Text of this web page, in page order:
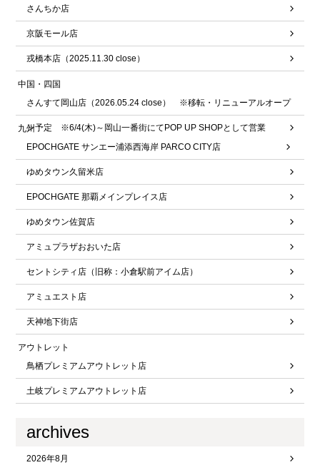
さんちか店
京阪モール店
戎橋本店（2025.11.30 close）
中国・四国
さんすて岡山店（2026.05.24 close） ※移転・リニューアルオープ
ン予定 ※6/4(木)～岡山一番街にてPOP UP SHOPとして営業
九州
EPOCHGATE サンエー浦添西海岸 PARCO CITY店
ゆめタウン久留米店
EPOCHGATE 那覇メインプレイス店
ゆめタウン佐賀店
アミュプラザおおいた店
セントシティ店（旧称：小倉駅前アイム店）
アミュエスト店
天神地下街店
アウトレット
鳥栖プレミアムアウトレット店
土岐プレミアムアウトレット店
archives
2026年8月